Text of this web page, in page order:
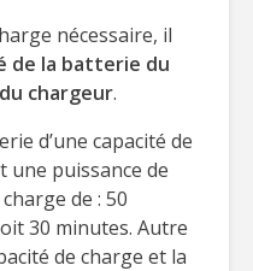
nécessaire, il
de la batterie du
chargeur.
d’une capacité de
une puissance de
de : 50
30 minutes. Autre
de charge et la